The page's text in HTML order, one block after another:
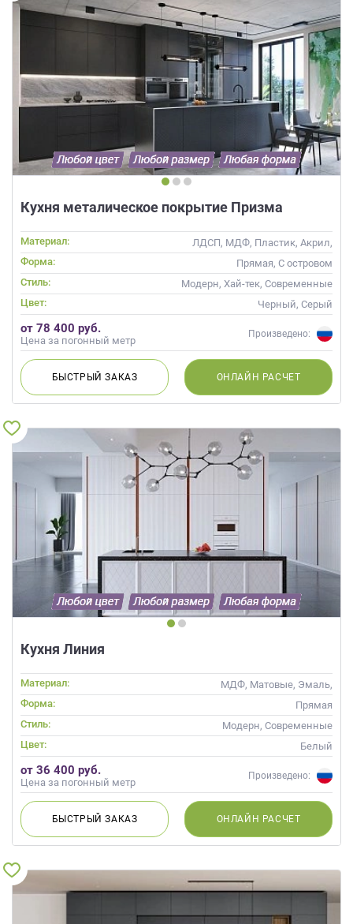
Кухня металическое покрытие Призма
Материал:
ЛДСП, МДФ, Пластик, Акрил,
Alvic / УФ лак
Форма:
Прямая, С островом
Стиль:
Модерн, Хай-тек, Современные
Цвет:
Черный, Серый
от 78 400 руб.
Цена за погонный метр
Произведено:
БЫСТРЫЙЗАКАЗ ОНЛАЙН РАСЧЕТ
Кухня Линия
Материал:
МДФ, Матовые, Эмаль,
Глянцевые
Форма:
Прямая
Стиль:
Модерн, Современные
Цвет:
Белый
от 36 400 руб.
Цена за погонный метр
Произведено:
БЫСТРЫЙЗАКАЗ ОНЛАЙН РАСЧЕТ